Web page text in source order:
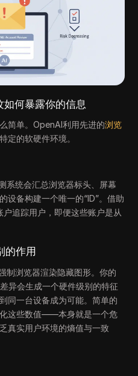
如何暴露你的信息
简单。OpenAI利用先进的浏览
定的软硬件环境。
系统会汇总浏览器标头、屏幕
设备构建一个唯一的“ID”。借助
追踪用户，即便这些账户是从
的作用
制浏览器渲染隐藏图形。你的
异会生成一个硬件级别的特征
同一台设备成为可能。简单的
这些数值——本身就是一个危
真实用户环境的熵值与一致